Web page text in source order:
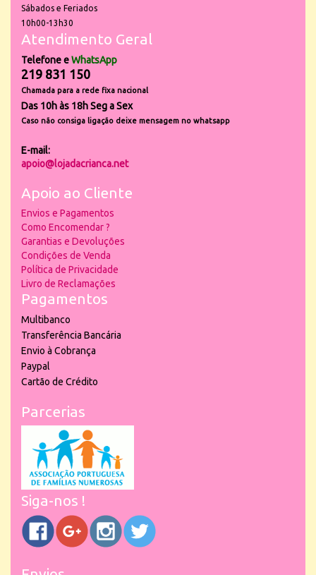
Sábados e Feriados
10h00-13h30
Atendimento Geral
Telefone eWhatsApp
219 831 150
Chamada para a rede fixa nacional
Das 10h às 18h Seg a Sex
Caso não consiga ligação deixe mensagem no whatsapp
E-mail:
apoio@lojadacrianca.net
Apoio ao Cliente
Envios e Pagamentos
Como Encomendar ?
Garantias e Devoluções
Condições de Venda
Política de Privacidade
Livro de Reclamações
Pagamentos
Multibanco
Transferência Bancária
Envio à Cobrança
Paypal
Cartão de Crédito
Parcerias
Siga-nos !